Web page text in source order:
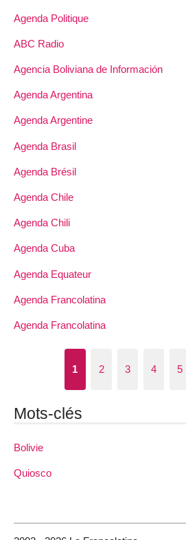
Agenda Politique
ABC Radio
Agencia Boliviana de Información
Agenda Argentina
Agenda Argentine
Agenda Brasil
Agenda Brésil
Agenda Chile
Agenda Chili
Agenda Cuba
Agenda Equateur
Agenda Francolatina
Agenda Francolatina
1 2 3 4 5
Mots-clés
Bolivie
Quiosco